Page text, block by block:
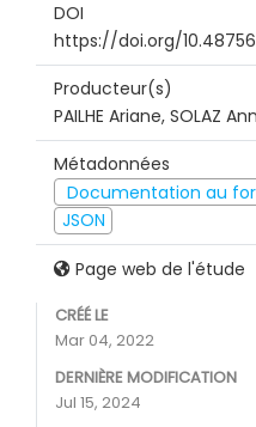
DOI
https://doi.org/
Producteur(s)
PAILHE Ariane, SOLAZ
Métadonnées
Documentation au
JSON
Page web de l'étude
CRÉÉ LE
Mar 04, 2022
DERNIÈRE MODIFICATION
Jul 15, 2024